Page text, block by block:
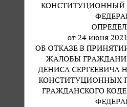
КОНСТИТУЦИОННЫЙ
от 24 июня
ОБ ОТКАЗЕ В
ЖАЛОБЫ
ДЕНИСА СЕРГЕЕВИЧА
КОНСТИТУЦИОННЫХ
ГРАЖДАНСКОГО